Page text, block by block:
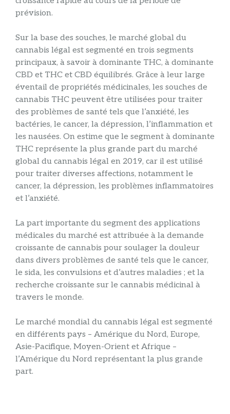
prévision.
Sur la base des souches, le marché global du
cannabis légal est segmenté en trois segments
principaux, à savoir à dominante THC, à dominante
CBD et THC et CBD équilibrés. Grâce à leur large
éventail de propriétés médicinales, les souches de
cannabis THC peuvent être utilisées pour traiter
des problèmes de santé tels que l’anxiété, les
bactéries, le cancer, la dépression, l’inflammation et
les nausées. On estime que le segment à dominante
THC représente la plus grande part du marché
global du cannabis légal en 2019, car il est utilisé
pour traiter diverses affections, notamment le
cancer, la dépression, les problèmes inflammatoires
et l’anxiété.
La part importante du segment des applications
médicales du marché est attribuée à la demande
croissante de cannabis pour soulager la douleur
dans divers problèmes de santé tels que le cancer,
le sida, les convulsions et d’autres maladies ; et la
recherche croissante sur le cannabis médicinal à
travers le monde.
Le marché mondial du cannabis légal est segmenté
en différents pays – Amérique du Nord, Europe,
Asie-Pacifique, Moyen-Orient et Afrique –
l’Amérique du Nord représentant la plus grande
part.